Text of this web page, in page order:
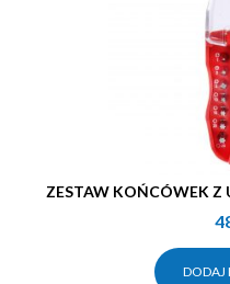
ZESTAW KOŃCÓWEK
DODAJ